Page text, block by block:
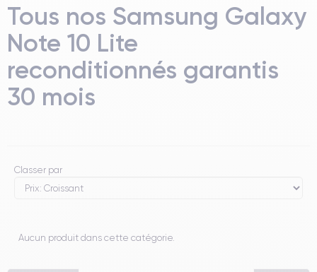
Tous nos Samsung Galaxy
Note 10 Lite
reconditionnés garantis
30 mois
Classer par
Aucun produit dans cette catégorie.